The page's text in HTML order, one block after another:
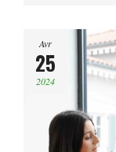
Avr
25
2024